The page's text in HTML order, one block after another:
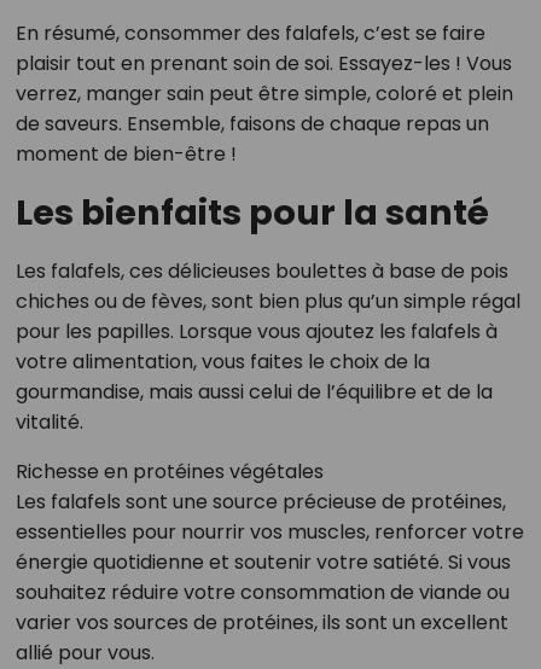
En résumé, consommer des falafels, c’est se faire
plaisir tout en prenant soin de soi. Essayez-les ! Vous
verrez, manger sain peut être simple, coloré et plein
de saveurs. Ensemble, faisons de chaque repas un
moment de bien-être !
Les bienfaits pour la santé
Les falafels, ces délicieuses boulettes à base de pois
chiches ou de fèves, sont bien plus qu’un simple régal
pour les papilles. Lorsque vous ajoutez les falafels à
votre alimentation, vous faites le choix de la
gourmandise, mais aussi celui de l’équilibre et de la
vitalité.
Richesse en protéines végétales
Les falafels sont une source précieuse de protéines,
essentielles pour nourrir vos muscles, renforcer votre
énergie quotidienne et soutenir votre satiété. Si vous
souhaitez réduire votre consommation de viande ou
varier vos sources de protéines, ils sont un excellent
allié pour vous.